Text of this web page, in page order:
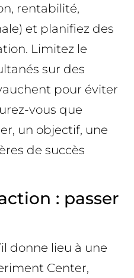
rentabilité,
et planifiez des
Limitez le
sur des
pour éviter
vous que
un objectif, une
de succès
: passer
donne lieu à une
Center,